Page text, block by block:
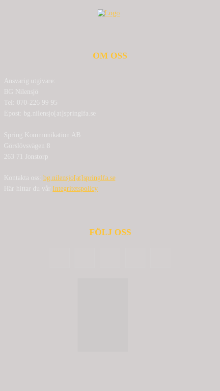
OM OSS
Ansvarig utgivare:
BG Nilensjö
Tel: 070-226 99 95
Epost: bg.nilensjo[at]springlfa.se
Spring Kommunikation AB
Görslövsvägen 8
263 71 Jonstorp
Kontakta oss: bg.nilensjo[at]springlfa.se
Här hittar du vår Integritetspolicy
FÖLJ OSS